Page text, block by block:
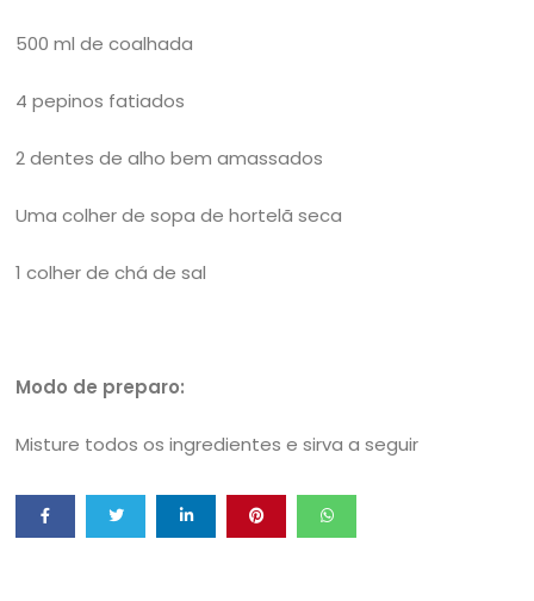
500 ml de coalhada
4 pepinos fatiados
2 dentes de alho bem amassados
Uma colher de sopa de hortelã seca
1 colher de chá de sal
Modo de preparo:
Misture todos os ingredientes e sirva a seguir